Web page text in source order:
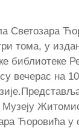
Светозара
тома, у
библиотеке
вечерас на
Музеју
Ћоровића у